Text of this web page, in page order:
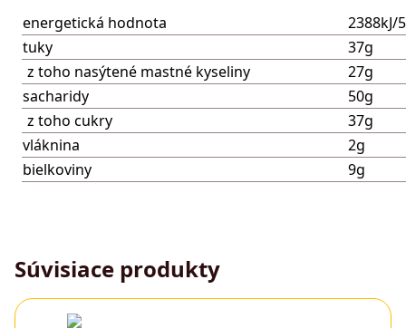
energetická hodnota
2388kJ/
tuky
37g
z toho nasýtené mastné kyseliny
27g
sacharidy
50g
z toho cukry
37g
vláknina
2g
bielkoviny
9g
Súvisiace produkty